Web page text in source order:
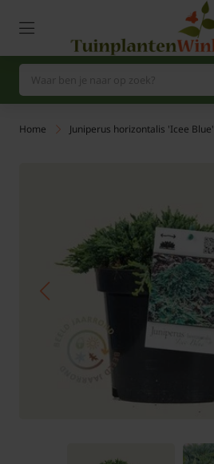
Home Juniperus horizontalis 'Icee Blue'